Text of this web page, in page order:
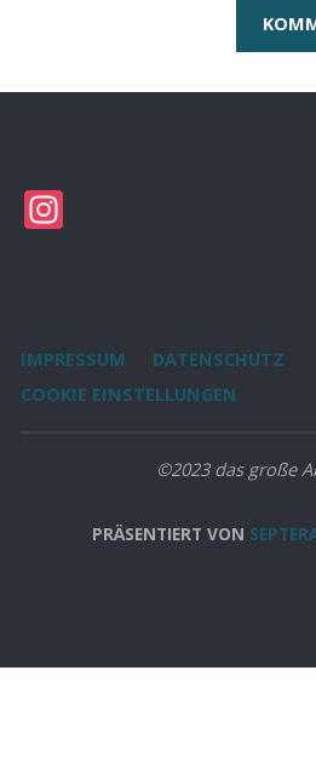
IMPRESSUM
DATENSCHUTZ
COOKIE EINSTELLUNGEN
©2023 das große
PRÄSENTIERT VON